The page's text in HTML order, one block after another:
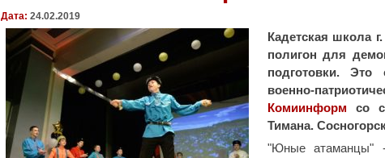
Дата: 24.02.2019
Кадетская школа
полигон для
подготовки. Это
военно-
Комиинформ со
Тимана.
"Юные атаманцы"